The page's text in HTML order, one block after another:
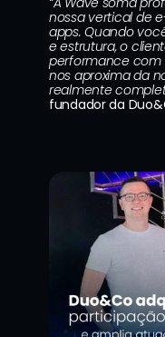
nossa vertical de
apps. Quando
e estrutura, o
performance com
nos aproxima da
realmente
fundador da